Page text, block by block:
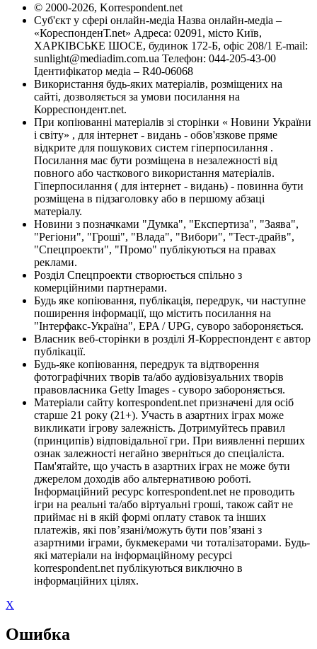
© 2000-2026, Korrespondent.net
Суб'єкт у сфері онлайн-медіа Назва онлайн-медіа –
«КореспонденТ.net» Адреса: 02091, місто Київ,
ХАРКІВСЬКЕ ШОСЕ, будинок 172-Б, офіс 208/1 E-mail:
sunlight@mediadim.com.ua Телефон: 044-205-43-00
Ідентифікатор медіа – R40-06068
Використання будь-яких матеріалів, розміщених на
сайті, дозволяється за умови посилання на
Корреспондент.net.
При копіюванні матеріалів зі сторінки « Новини України
і світу» , для інтернет - видань - обов'язкове пряме
відкрите для пошукових систем гіперпосилання .
Посилання має бути розміщена в незалежності від
повного або часткового використання матеріалів.
Гіперпосилання ( для інтернет - видань) - повинна бути
розміщена в підзаголовку або в першому абзаці
матеріалу.
Новини з позначками "Думка", "Експертиза", "Заява",
"Регіони", "Гроші", "Влада", "Вибори", "Тест-драйв",
"Спецпроекти", "Промо" публікуються на правах
реклами.
Розділ Спецпроекти створюється спільно з
комерційними партнерами.
Будь яке копіювання, публікація, передрук, чи наступне
поширення інформації, що містить посилання на
"Інтерфакс-Україна", EPA / UPG, суворо забороняється.
Власник веб-сторінки в розділі Я-Корреспондент є автор
публікації.
Будь-яке копіювання, передрук та відтворення
фотографічних творів та/або аудіовізуальних творів
правовласника Getty Images - суворо забороняється.
Матеріали сайту korrespondent.net призначені для осіб
старше 21 року (21+). Участь в азартних іграх може
викликати ігрову залежність. Дотримуйтесь правил
(принципів) відповідальної гри. При виявленні перших
ознак залежності негайно зверніться до спеціаліста.
Пам'ятайте, що участь в азартних іграх не може бути
джерелом доходів або альтернативою роботі.
Інформаційний ресурс korrespondent.net не проводить
ігри на реальні та/або віртуальні гроші, також сайт не
приймає ні в якій формі оплату ставок та інших
платежів, які пов’язані/можуть бути пов’язані з
азартними іграми, букмекерами чи тоталізаторами. Будь-
які матеріали на інформаційному ресурсі
korrespondent.net публікуються виключно в
інформаційних цілях.
X
Ошибка